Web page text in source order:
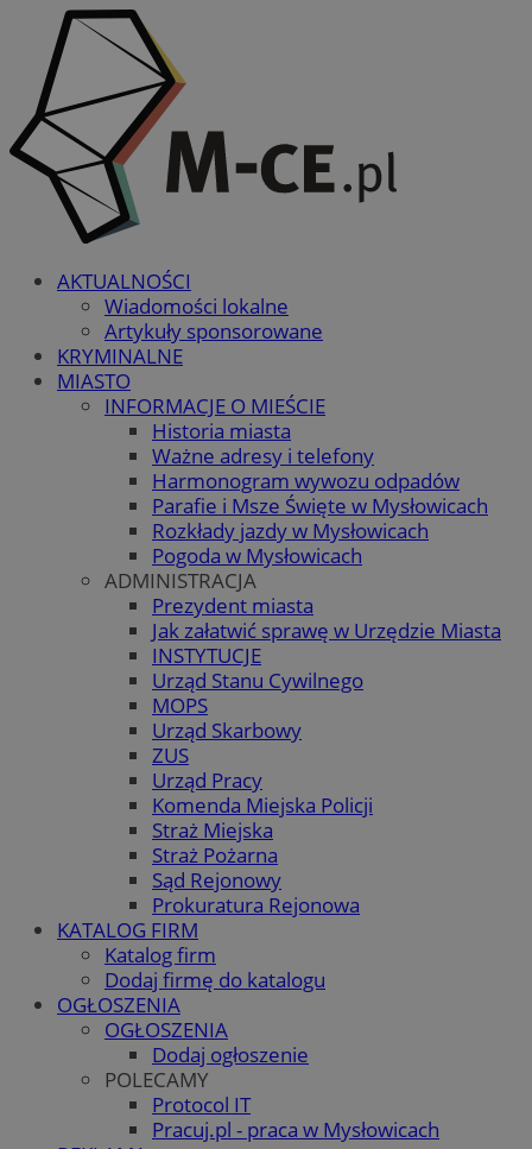
AKTUALNOŚCI
Wiadomości lokalne
Artykuły sponsorowane
KRYMINALNE
MIASTO
INFORMACJE O MIEŚCIE
Historia miasta
Ważne adresy i telefony
Harmonogram wywozu odpadów
Parafie i Msze Święte w Mysłowicach
Rozkłady jazdy w Mysłowicach
Pogoda w Mysłowicach
ADMINISTRACJA
Prezydent miasta
Jak załatwić sprawę w Urzędzie Miasta
INSTYTUCJE
Urząd Stanu Cywilnego
MOPS
Urząd Skarbowy
ZUS
Urząd Pracy
Komenda Miejska Policji
Straż Miejska
Straż Pożarna
Sąd Rejonowy
Prokuratura Rejonowa
KATALOG FIRM
Katalog firm
Dodaj firmę do katalogu
OGŁOSZENIA
OGŁOSZENIA
Dodaj ogłoszenie
POLECAMY
Protocol IT
Pracuj.pl - praca w Mysłowicach